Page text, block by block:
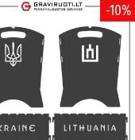
-10%